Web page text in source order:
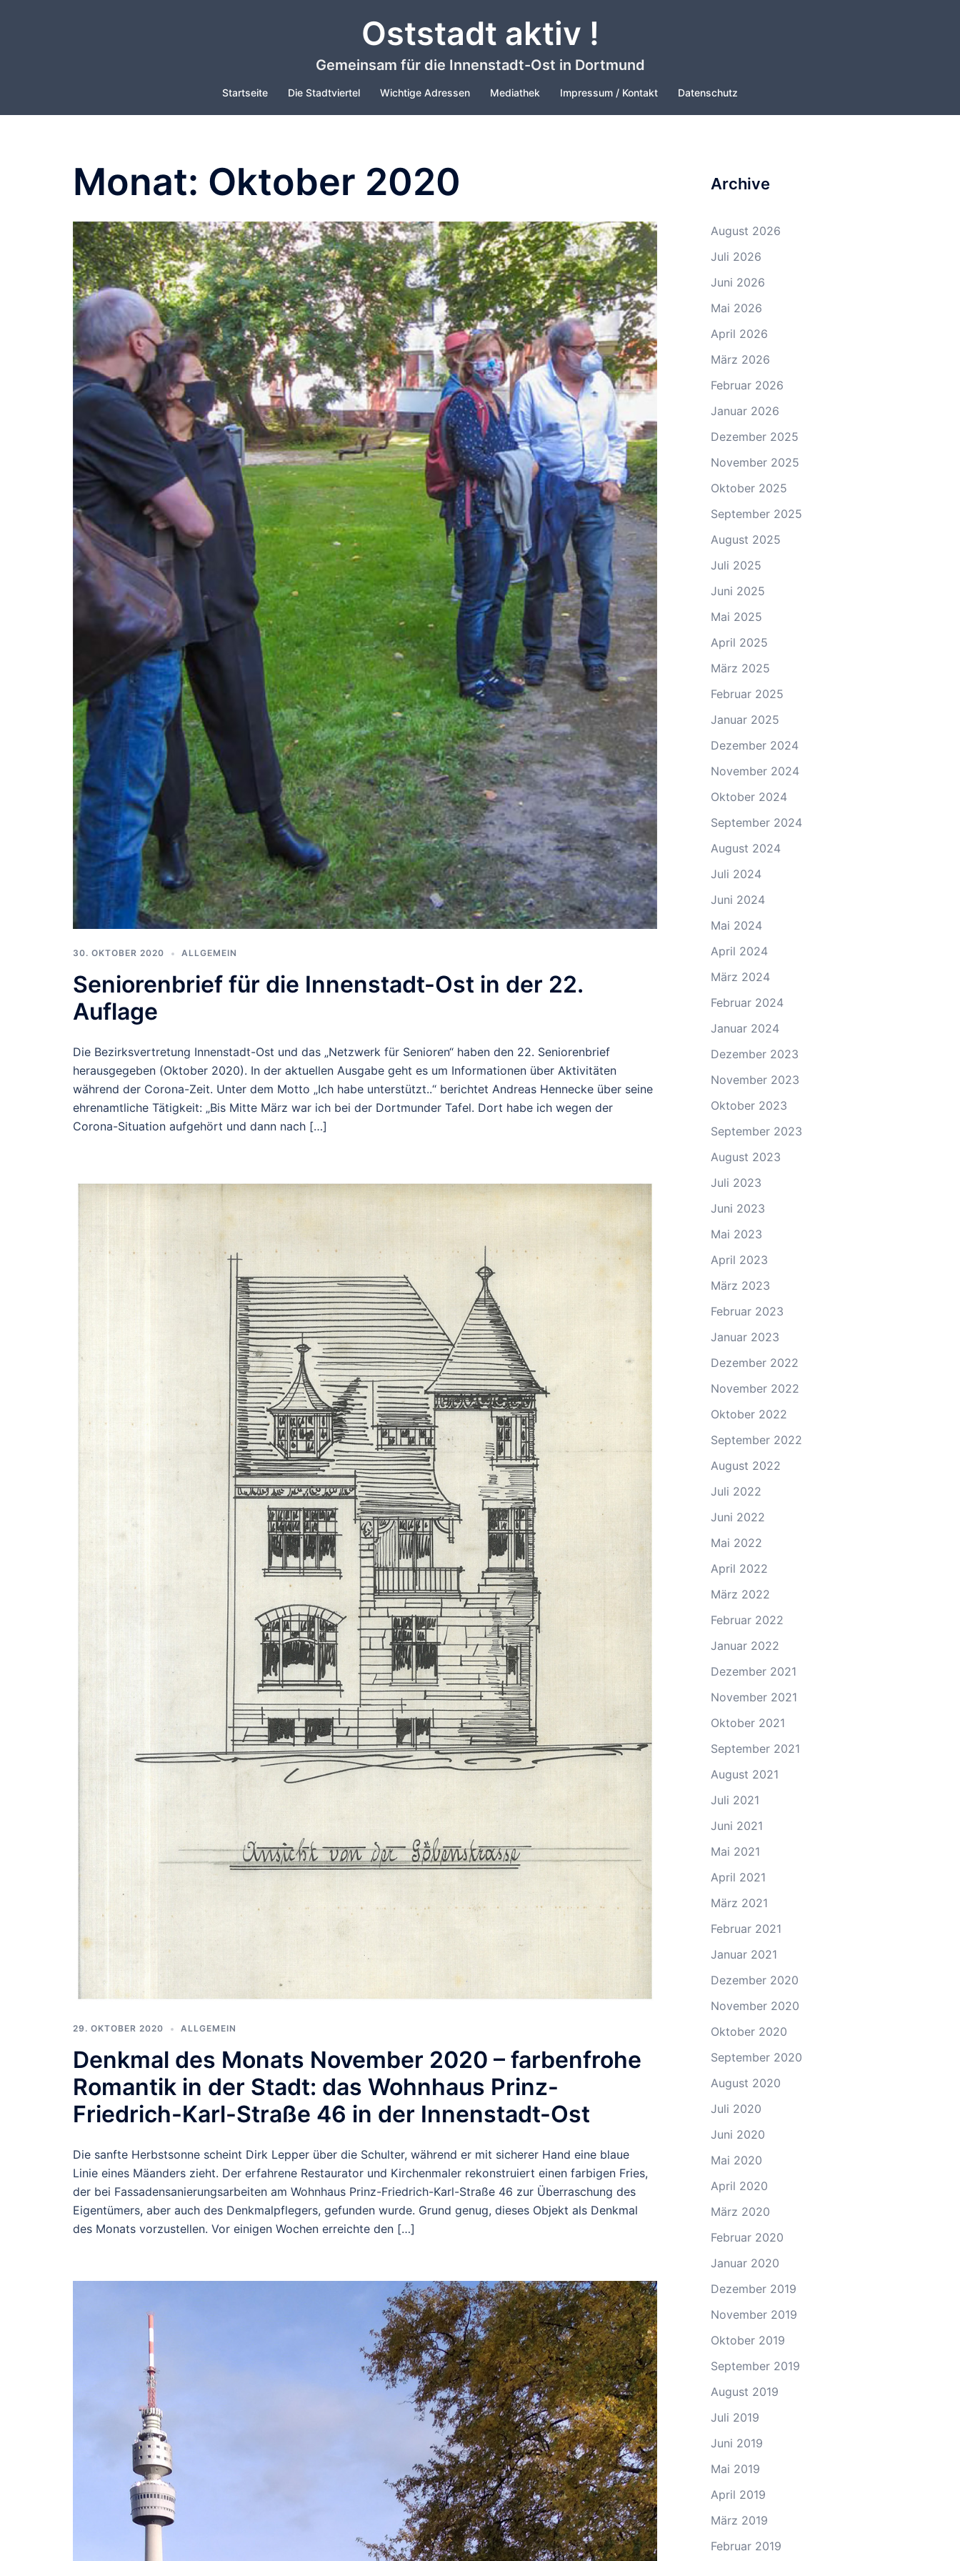
Oststadt aktiv !
Gemeinsam für die Innenstadt-Ost in Dortmund
Startseite Die Stadtviertel Wichtige Adressen Mediathek Impressum / Kontakt Datenschutz
Monat: Oktober 2020
30. OKTOBER 2020 ALLGEMEIN
Seniorenbrief für die Innenstadt-Ost in der 22.
Auflage
Die Bezirksvertretung Innenstadt-Ost und das „Netzwerk für Senioren“ haben den 22. Seniorenbrief
herausgegeben (Oktober 2020). In der aktuellen Ausgabe geht es um Informationen über Aktivitäten
während der Corona-Zeit. Unter dem Motto „Ich habe unterstützt..“ berichtet Andreas Hennecke über seine
ehrenamtliche Tätigkeit: „Bis Mitte März war ich bei der Dortmunder Tafel. Dort habe ich wegen der
Corona-Situation aufgehört und dann nach […]
29. OKTOBER 2020 ALLGEMEIN
Denkmal des Monats November 2020 – farbenfrohe
Romantik in der Stadt: das Wohnhaus Prinz-
Friedrich-Karl-Straße 46 in der Innenstadt-Ost
Die sanfte Herbstsonne scheint Dirk Lepper über die Schulter, während er mit sicherer Hand eine blaue
Linie eines Mäanders zieht. Der erfahrene Restaurator und Kirchenmaler rekonstruiert einen farbigen Fries,
der bei Fassadensanierungsarbeiten am Wohnhaus Prinz-Friedrich-Karl-Straße 46 zur Überraschung des
Eigentümers, aber auch des Denkmalpflegers, gefunden wurde. Grund genug, dieses Objekt als Denkmal
des Monats vorzustellen. Vor einigen Wochen erreichte den […]
Archive
August 2026
Juli 2026
Juni 2026
Mai 2026
April 2026
März 2026
Februar 2026
Januar 2026
Dezember 2025
November 2025
Oktober 2025
September 2025
August 2025
Juli 2025
Juni 2025
Mai 2025
April 2025
März 2025
Februar 2025
Januar 2025
Dezember 2024
November 2024
Oktober 2024
September 2024
August 2024
Juli 2024
Juni 2024
Mai 2024
April 2024
März 2024
Februar 2024
Januar 2024
Dezember 2023
November 2023
Oktober 2023
September 2023
August 2023
Juli 2023
Juni 2023
Mai 2023
April 2023
März 2023
Februar 2023
Januar 2023
Dezember 2022
November 2022
Oktober 2022
September 2022
August 2022
Juli 2022
Juni 2022
Mai 2022
April 2022
März 2022
Februar 2022
Januar 2022
Dezember 2021
November 2021
Oktober 2021
September 2021
August 2021
Juli 2021
Juni 2021
Mai 2021
April 2021
März 2021
Februar 2021
Januar 2021
Dezember 2020
November 2020
Oktober 2020
September 2020
August 2020
Juli 2020
Juni 2020
Mai 2020
April 2020
März 2020
Februar 2020
Januar 2020
Dezember 2019
November 2019
Oktober 2019
September 2019
August 2019
Juli 2019
Juni 2019
Mai 2019
April 2019
März 2019
Februar 2019